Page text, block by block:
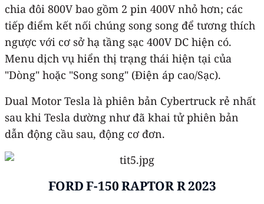
chia đôi 800V bao gồm 2 pin 400V nhỏ hơn; các
tiếp điểm kết nối chúng song song để tương thích
ngược với cơ sở hạ tầng sạc 400V DC hiện có.
Menu dịch vụ hiển thị trạng thái hiện tại của
"Dòng" hoặc "Song song" (Điện áp cao/Sạc).
Dual Motor Tesla là phiên bản Cybertruck rẻ nhất
sau khi Tesla dường như đã khai tử phiên bản
dẫn động cầu sau, động cơ đơn.
FORD F-150 RAPTOR R 2023